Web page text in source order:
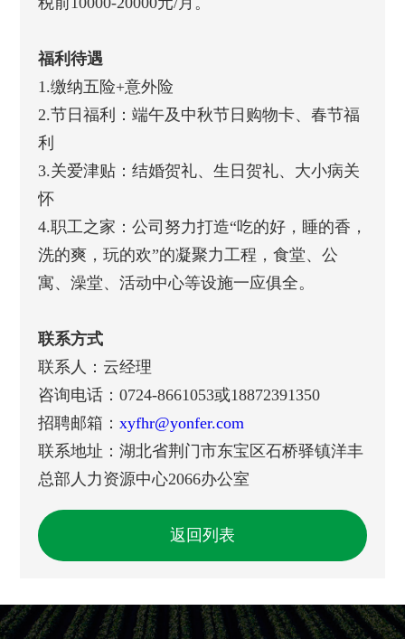
福利待遇
1.缴纳五险+意外险
2.节日福利：端午及中秋节日购物卡、春节福
利
3.关爱津贴：结婚贺礼、生日贺礼、大小病关
怀
4.职工之家：公司努力打造“吃的好，睡的香，
洗的爽，玩的欢”的凝聚力工程，食堂、公
寓、澡堂、活动中心等设施一应俱全。
联系方式
联系人：云经理
咨询电话：0724-8661053或18872391350
招聘邮箱： xyfhr@yonfer.com
联系地址：湖北省荆门市东宝区石桥驿镇洋丰
总部人力资源中心2066办公室
返回列表